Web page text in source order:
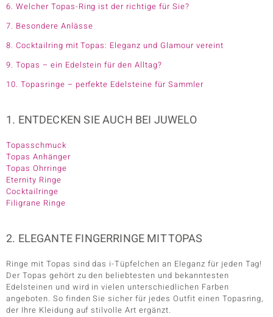
6. Welcher Topas-Ring ist der richtige für Sie?
7. Besondere Anlässe
8. Cocktailring mit Topas: Eleganz und Glamour vereint
9. Topas – ein Edelstein für den Alltag?
10. Topasringe – perfekte Edelsteine für Sammler
1. ENTDECKEN SIE AUCH BEI JUWELO
Topasschmuck
Topas Anhänger
Topas Ohrringe
Eternity Ringe
Cocktailringe
Filigrane Ringe
2. ELEGANTE FINGERRINGE MIT TOPAS
Ringe mit Topas sind das i-Tüpfelchen an Eleganz für jeden Tag!
Der Topas gehört zu den beliebtesten und bekanntesten
Edelsteinen und wird in vielen unterschiedlichen Farben
angeboten. So finden Sie sicher für jedes Outfit einen Topasring,
der Ihre Kleidung auf stilvolle Art ergänzt.